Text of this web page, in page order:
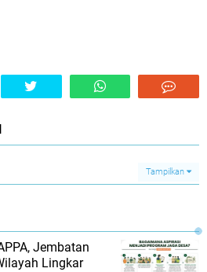
Tampilkan
Jembatan
Lingkar